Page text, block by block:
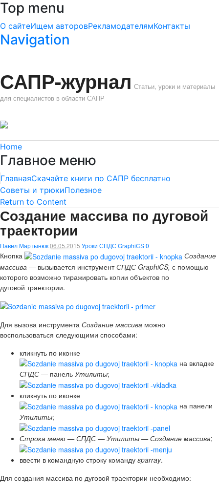
Top menu
О сайтеИщем авторовРекламодателямКонтакты
Navigation
САПР-журнал Статьи, уроки и материалы
для специалистов в области САПР
Home
Главное меню
ГлавнаяСкачайте книги по САПР бесплатно
Советы и трюкиПолезное
Return to Content
Создание массива по дуговой
траектории
Павел Мартынюк06.05.2015 Уроки СПДС GraphiCS0
Кнопка
Создание
массива — вызывается инструментСПДС GraphiCS, с помощью
которого возможно тиражировать копии объектов по
дуговой траектории.
Для вызова инструмента Создание массива можно
воспользоваться следующими способами:
кликнуть по иконке
на вкладке
СПДС — панель Утилиты;
кликнуть по иконке
на панели
Утилиты;
Строка меню — СПДС — Утилиты — Создание массива;
ввести в командную строку команду sparray.
Для создания массива по дуговой траектории необходимо: